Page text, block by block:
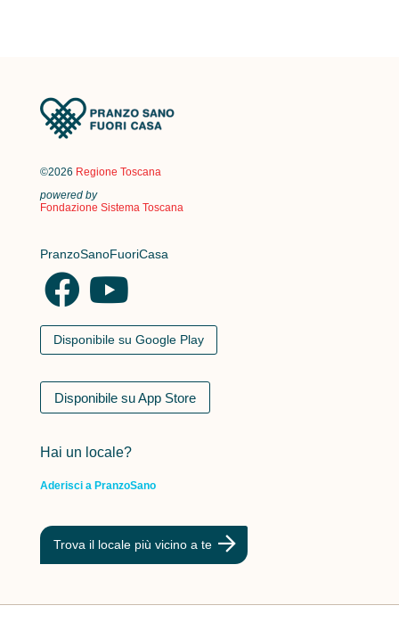
©2026 Regione Toscana
powered by
Fondazione Sistema Toscana
PranzoSanoFuoriCasa
Disponibile su Google Play
Disponibile su App Store
Hai un locale?
Aderisci a PranzoSano
Trova il locale più vicino a te